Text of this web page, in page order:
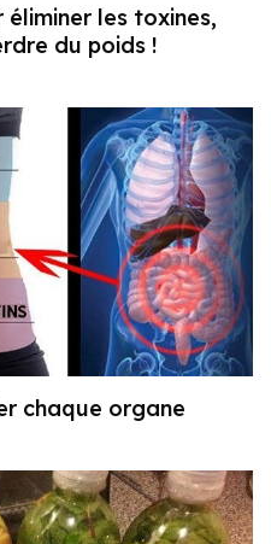
les toxines,
du poids !
chaque organe